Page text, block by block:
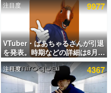
の方々に製作時のエピソードをお
（ゲーム）とは何か？を探ってい
ない。『赫本』は、〈試験問題〉
説集です。
注目度 9977
VTuber・ばあちゃるさんが引退
を発表。時期などの詳細は8月9
日15時からの配信で説明
注目度 4367